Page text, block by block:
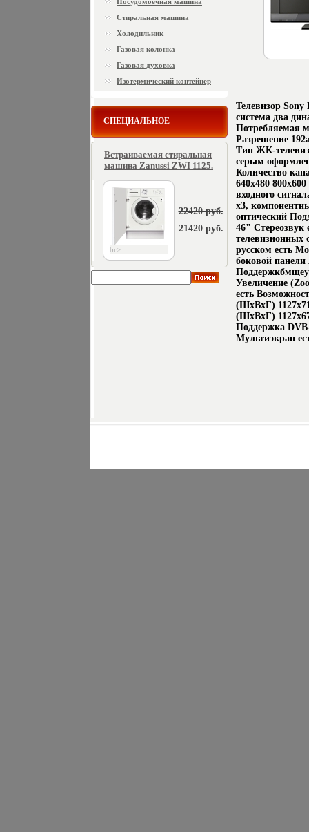
Стиральная машина
Холодильник
Газовая колонка
Газовая духовка
Изотермический контейнер
СПЕЦИАЛЬНОЕ
Встраиваемая стиральная
машина Zanussi ZWI 1125.
br>
22420 руб.
21420 руб.
Телевизор
система два
Потребляемая
Разрешение
Тип ЖК-
серым
Количество
640x480
входного
x3,
оптический
46" Стереозвук
телевизионных
русском есть
боковой
Увеличение
есть
(ШxВxГ)
(ШxВxГ)
Поддержка
Мультиэкран